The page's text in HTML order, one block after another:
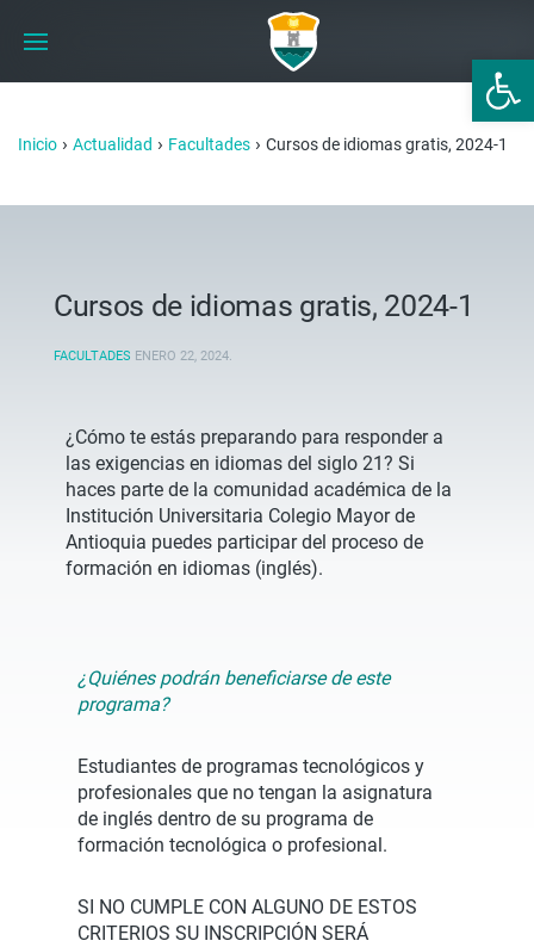
Abrir
Inicio › Actualidad › Facultades › Cursos de idiomas gratis, 2024-1
Cursos de idiomas gratis, 2024-1
FACULTADES ENERO 22, 2024.
¿Cómo te estás preparando para responder a
las exigencias en idiomas del siglo 21? Si
haces parte de la comunidad académica de la
Institución Universitaria Colegio Mayor de
Antioquia puedes participar del proceso de
formación en idiomas (inglés).
¿Quiénes podrán beneficiarse de este
programa?
Estudiantes de programas tecnológicos y
profesionales que no tengan la asignatura
de inglés dentro de su programa de
formación tecnológica o profesional.
SI NO CUMPLE CON ALGUNO DE ESTOS
CRITERIOS SU INSCRIPCIÓN SERÁ